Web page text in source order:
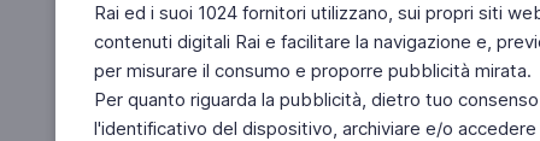
Rai ed i suoi 1024 fornitori utilizzano, sui propri siti
contenuti digitali Rai e facilitare la navigazione e,
per misurare il consumo e proporre pubblicità mirata.
Per quanto riguarda la pubblicità, dietro tuo
l'identificativo del dispositivo, archiviare e/o